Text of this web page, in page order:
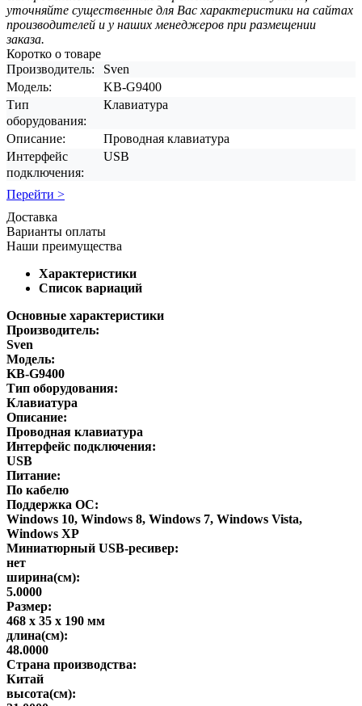
уточняйте существенные для Вас характеристики на сайтах
производителей и у наших менеджеров при размещении
заказа.
Коротко о товаре
Производитель:
Sven
Модель:
KB-G9400
Тип
оборудования:
Клавиатура
Описание:
Проводная клавиатура
Интерфейс
подключения:
USB
Перейти >
Доставка
Варианты оплаты
Наши преимущества
Характеристики
Список вариаций
Основные характеристики
Производитель:
Sven
Модель:
KB-G9400
Тип оборудования:
Клавиатура
Описание:
Проводная клавиатура
Интерфейс подключения:
USB
Питание:
По кабелю
Поддержка ОС:
Windows 10, Windows 8, Windows 7, Windows Vista,
Windows XP
Миниатюрный USB-ресивер:
нет
ширина(см):
5.0000
Размер:
468 x 35 x 190 мм
длина(см):
48.0000
Страна производства:
Китай
высота(см):